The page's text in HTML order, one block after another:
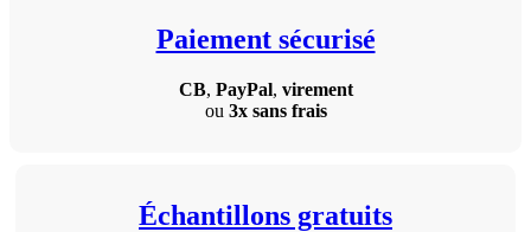
Paiement sécurisé
CB, PayPal, virement
ou 3x sans frais
Échantillons gratuits